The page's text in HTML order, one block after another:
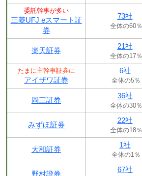
委託幹事が多い
三菱UFJ eスマート証
券
73社
全体の60％
楽天証券
21社
全体の17％
たまに主幹事証券に
アイザワ証券
6社
全体の5％
岡三証券
36社
全体の30％
みずほ証券
22社
全体の18％
大和証券
1社
全体の1％
野村證券
67社